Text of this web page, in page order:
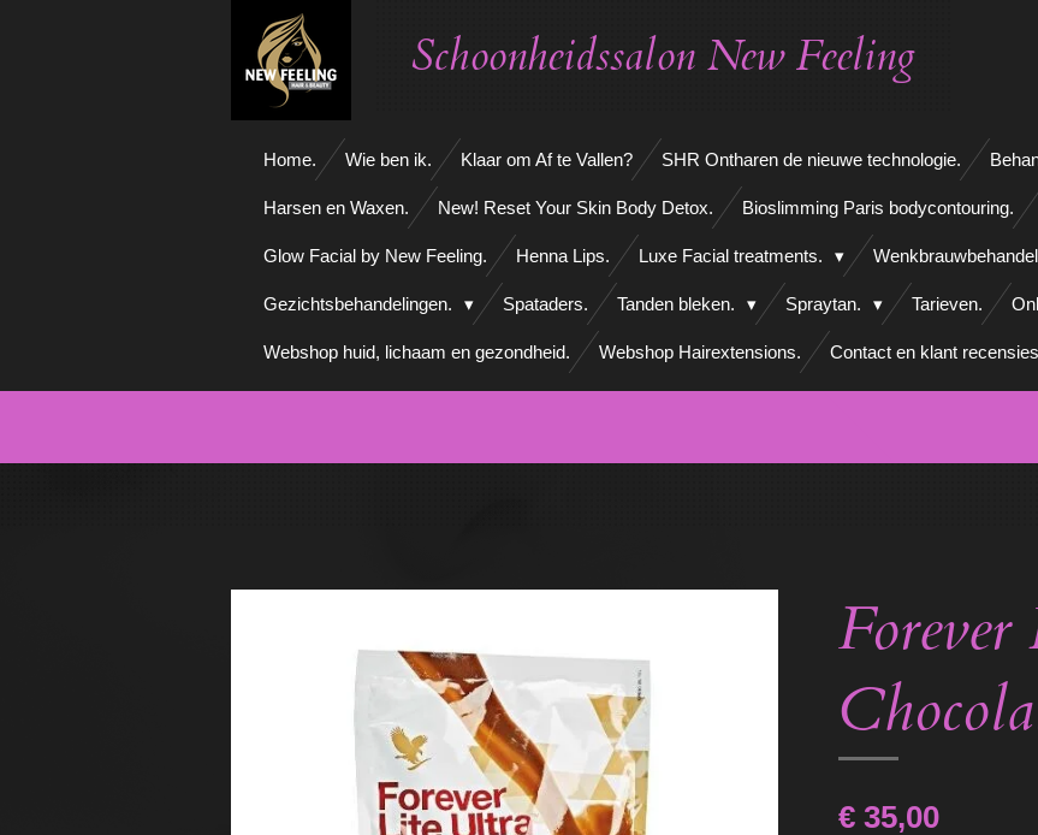
Schoonheidssalon New Feeling
Home. Wie ben ik. Klaar om Af te Vallen? SHR Ontharen de nieuwe technologie.
Harsen en Waxen. New! Reset Your Skin Body Detox. Bioslimming Paris bodycontouring.
Glow Facial by New Feeling. Henna Lips. Luxe Facial treatments.
Gezichtsbehandelingen. Spataders. Tanden bleken. Spraytan. Tarieven.
Webshop huid, lichaam en gezondheid. Webshop Hairextensions. Contact en klant
€ 35,00